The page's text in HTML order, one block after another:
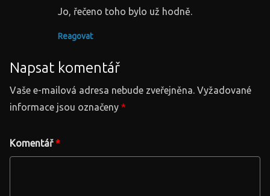
Jo, řečeno toho bylo už hodně.
Reagovat
Napsat komentář
Vaše e-mailová adresa nebude zveřejněna. Vyžadované
informace jsou označeny *
Komentář*